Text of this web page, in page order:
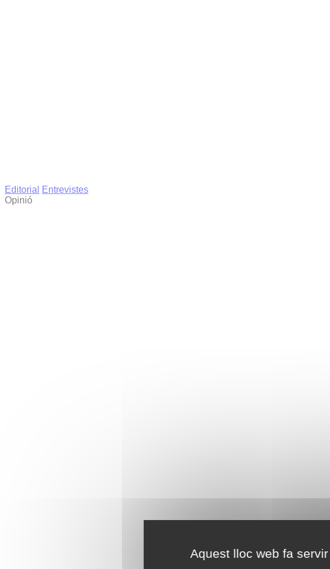
Aquest lloc web fa
Editorial
Entrevistes
Opinió